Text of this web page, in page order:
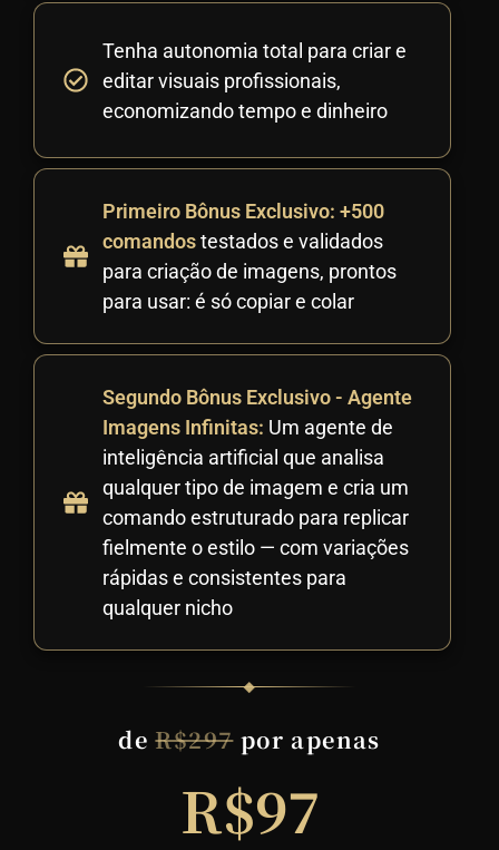
Tenha autonomia total para criar e
editar visuais profissionais,
economizando tempo e dinheiro
Primeiro Bônus Exclusivo: +500
comandostestados e validados
para criação de imagens, prontos
para usar: é só copiar e colar
Segundo Bônus Exclusivo - Agente
Imagens Infinitas: Um agente de
inteligência artificial que analisa
qualquer tipo de imagem e cria um
comando estruturado para replicar
fielmente o estilo — com variações
rápidas e consistentes para
qualquer nicho
deR$297por apenas
R$97